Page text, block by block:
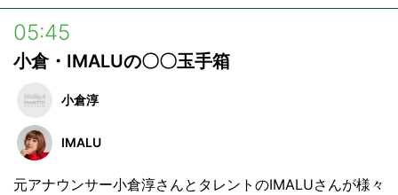
05:45
小倉・IMALUの〇〇玉手箱
小倉淳
IMALU
元アナウンサー小倉淳さんとタレントのIMALUさんが様々